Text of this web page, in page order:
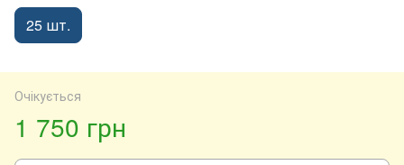
25 шт.
Очікується
1 750 грн